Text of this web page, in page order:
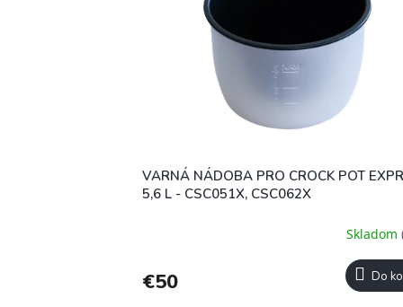
VARNÁ NÁDOBA PRO CROCK POT
5,6 L - CSC051X, CSC062X
Skladom
€50 Do